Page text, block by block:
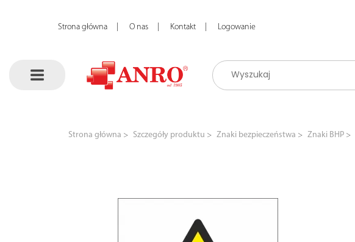
Strona główna O nas Kontakt Logowanie
Strona główna Szczegóły produktu Znaki bezpieczeństwa Znaki BHP